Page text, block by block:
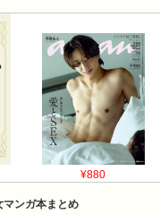
¥880
マンガ本まとめ